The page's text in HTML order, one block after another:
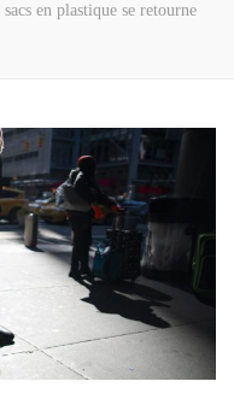
en plastique se retourne